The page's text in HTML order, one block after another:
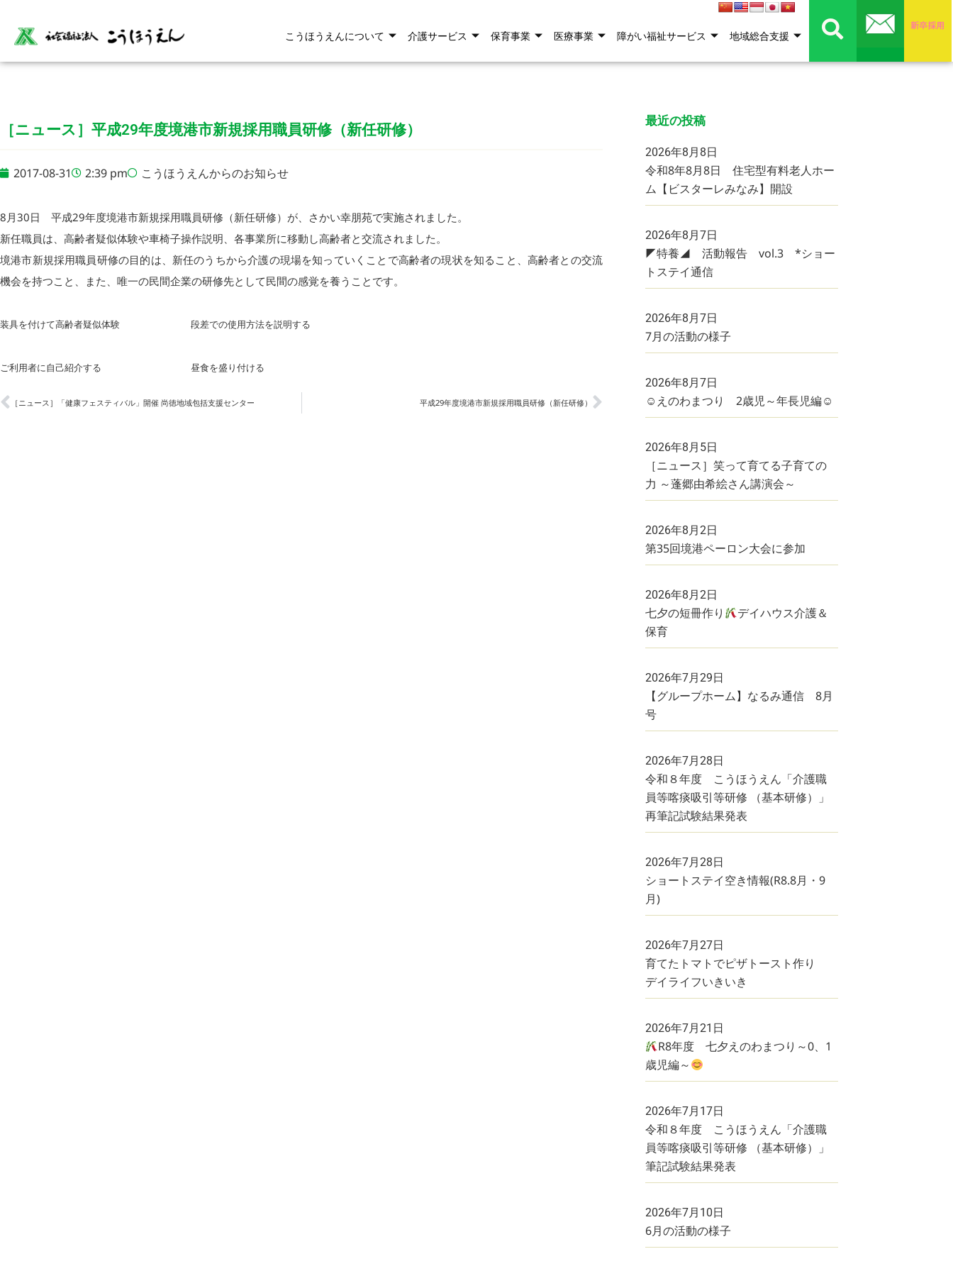
こうほうえんについて 介護サービス 保育事業 医療事業 障がい福祉サービス 地域総合支援
［ニュース］平成29年度境港市新規採用職員研修（新任研修）
2017-08-31 2:39 pm こうほうえんからのお知らせ
8月30日 平成29年度境港市新規採用職員研修（新任研修）が、さかい幸朋苑で実施されました。
新任職員は、高齢者疑似体験や車椅子操作説明、各事業所に移動し高齢者と交流されました。
境港市新規採用職員研修の目的は、新任のうちから介護の現場を知っていくことで高齢者の現状を知ること、高齢者との交流
機会を持つこと、また、唯一の民間企業の研修先として民間の感覚を養うことです。
装具を付けて高齢者疑似体験 段差での使用方法を説明する
ご利用者に自己紹介する 昼食を盛り付ける
［ニュース］「健康フェスティバル」開催 尚徳地域包括支援センター 平成29年度境港市新規採用職員研修（新任研修）
最近の投稿
2026年8月8日
令和8年8月8日 住宅型有料老人ホー
ム【ビスターレみなみ】開設
2026年8月7日
◤特養◢ 活動報告 vol.3 *ショー
トステイ通信
2026年8月7日
7月の活動の様子
2026年8月7日
☺えのわまつり 2歳児～年長児編☺
2026年8月5日
［ニュース］笑って育てる子育ての
力 ～蓬郷由希絵さん講演会～
2026年8月2日
第35回境港ペーロン大会に参加
2026年8月2日
七夕の短冊作り
デイハウス介護＆
保育
2026年7月29日
【グループホーム】なるみ通信 8月
号
2026年7月28日
令和８年度 こうほうえん「介護職
員等喀痰吸引等研修 （基本研修）」
再筆記試験結果発表
2026年7月28日
ショートステイ空き情報(R8.8月・9
月)
2026年7月27日
育てたトマトでピザトースト作り
デイライフいきいき
2026年7月21日
R8年度 七夕えのわまつり～0、1
歳児編～
2026年7月17日
令和８年度 こうほうえん「介護職
員等喀痰吸引等研修 （基本研修）」
筆記試験結果発表
2026年7月10日
6月の活動の様子